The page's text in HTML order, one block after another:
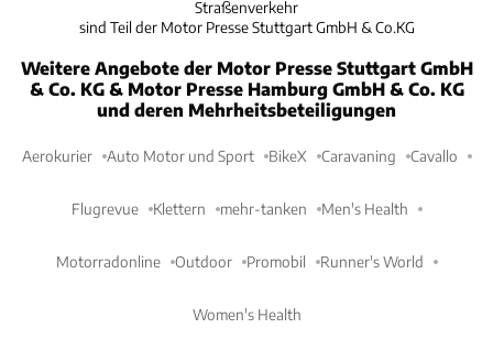
Straßenverkehr
sind Teil der Motor Presse Stuttgart GmbH & Co.KG
Weitere Angebote der Motor Presse Stuttgart GmbH
& Co. KG & Motor Presse Hamburg GmbH & Co. KG
und deren Mehrheitsbeteiligungen
Aerokurier Auto Motor und Sport BikeX Caravaning Cavallo
Flugrevue Klettern mehr-tanken Men's Health
Motorradonline Outdoor Promobil Runner's World
Women's Health